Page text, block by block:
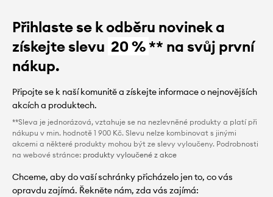
Přihlaste se k odběru novinek a
získejte slevu 20 %** na svůj první
nákup.
Připojte se k naší komunitě a získejte informace o nejnovějších
akcích a produktech.
**Sleva je jednorázová, vztahuje se na nezlevněné produkty a platí při
nákupu v min. hodnotě 1 900 Kč. Slevu nelze kombinovat s jinými
akcemi a některé produkty mohou být ze slevy vyloučeny. Podrobnosti
na webové stránce: produkty vyloučené z akce
Chceme, aby do vaší schránky přicházelo jen to, co vás
opravdu zajímá. Řekněte nám, zda vás zajímá: